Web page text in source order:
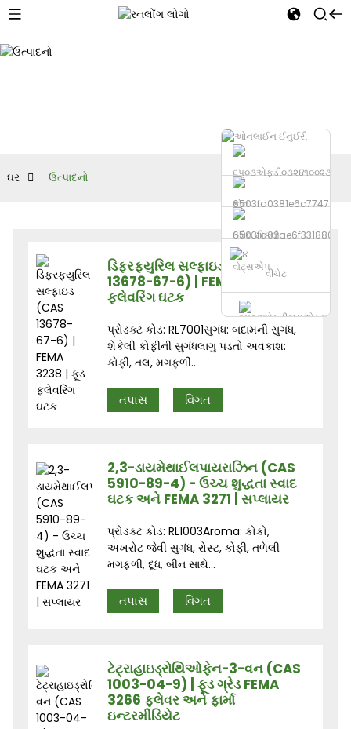
ફોન
ઈમેલ મોકલો
વોટ્સએપ
વીચેટ
ઘર ઉત્પાદનો
ડિફરફ્યુરિલ સલ્ફાઇડ (CAS
13678-67-6) | FEMA 3238 | ફૂડ
ફ્લેવરિંગ ઘટક
પ્રોડક્ટ કોડ: RL7001સુગંધ: બદામની સુગંધ,
શેકેલી કોફીની સુગંધલાગુ પડતો અવકાશ:
કોફી, તલ, મગફળી...
તપાસ વિગત
2,3-ડાયમેથાઈલપાયરાઝિન (CAS
5910-89-4) - ઉચ્ચ શુદ્ધતા સ્વાદ
ઘટક અને FEMA 3271 | સપ્લાયર
પ્રોડક્ટ કોડ: RL1003Aroma: કોકો,
અખરોટ જેવી સુગંધ, રોસ્ટ, કોફી, તળેલી
મગફળી, દૂધ, બીન સાથે...
તપાસ વિગત
ટેટ્રાહાઇડ્રોથિઓફેન-3-વન (CAS
1003-04-9) | ફૂડ ગ્રેડ FEMA
3266 ફ્લેવર અને ફાર્મા
ઇન્ટરમીડિયેટ